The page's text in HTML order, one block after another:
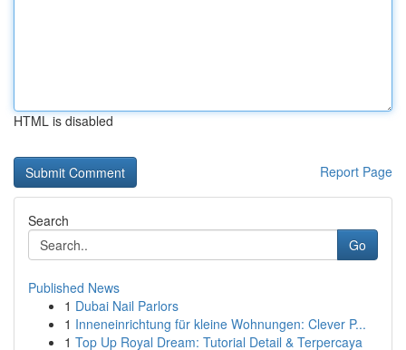
HTML is disabled
Report Page
Search
Go
Published News
1 Dubai Nail Parlors
1 Inneneinrichtung für kleine Wohnungen: Clever P...
1 Top Up Royal Dream: Tutorial Detail & Terpercaya